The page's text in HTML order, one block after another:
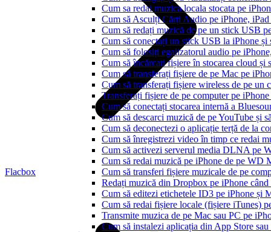
Cum sa redai muzica locala stocata pe
Cum să Asculți Cărți Audio pe iPhone,
Cum să redați muzică de pe un stick USB
Cum să conectați un stick USB la iPhone și
Cum să folosiți egalizatorul audio pe
Cum să încărcați fișiere în stocarea cloud
Cum să transferați fișiere de pe Mac pe
Cum să transferați fișiere wireless de pe
Transferați fișiere de pe computer pe
Cum să conectați stocarea internă a
Cum să descarci muzică de pe YouTube și
Cum să deconectezi o aplicație terță de la
Cum să înregistrezi video în timp ce redai
Cum să activezi serverul media DLNA pe
Cum să redai muzică pe iPhone de pe WD
Cum să transferi fișiere muzicale de pe
Redați muzică din Dropbox pe iPhone
Cum să editezi etichetele ID3 pe iPhone și
Cum să redai fișiere locale (fișiere iTunes)
Transmite muzica de pe Mac sau PC pe
Cum să instalezi aplicația din App Store
Flacbox